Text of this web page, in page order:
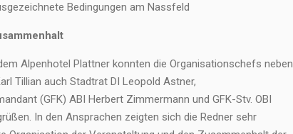
Bedingungen am Nassfeld
Alpenhotel Plattner konnten die Organisationschefs neben
Tillian auch Stadtrat DI Leopold Astner,
(GFK) ABI Herbert Zimmermann und GFK-Stv. OBI
In den Ansprachen zeigten sich die Redner sehr